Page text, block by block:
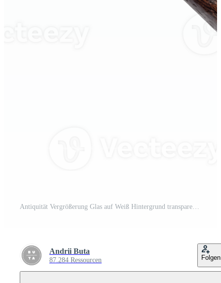
Antiquität Vergrößerung Glas auf Weiß Hintergrund transparent Pro PNG
Andrii Buta
87.284 Ressourcen Folgen